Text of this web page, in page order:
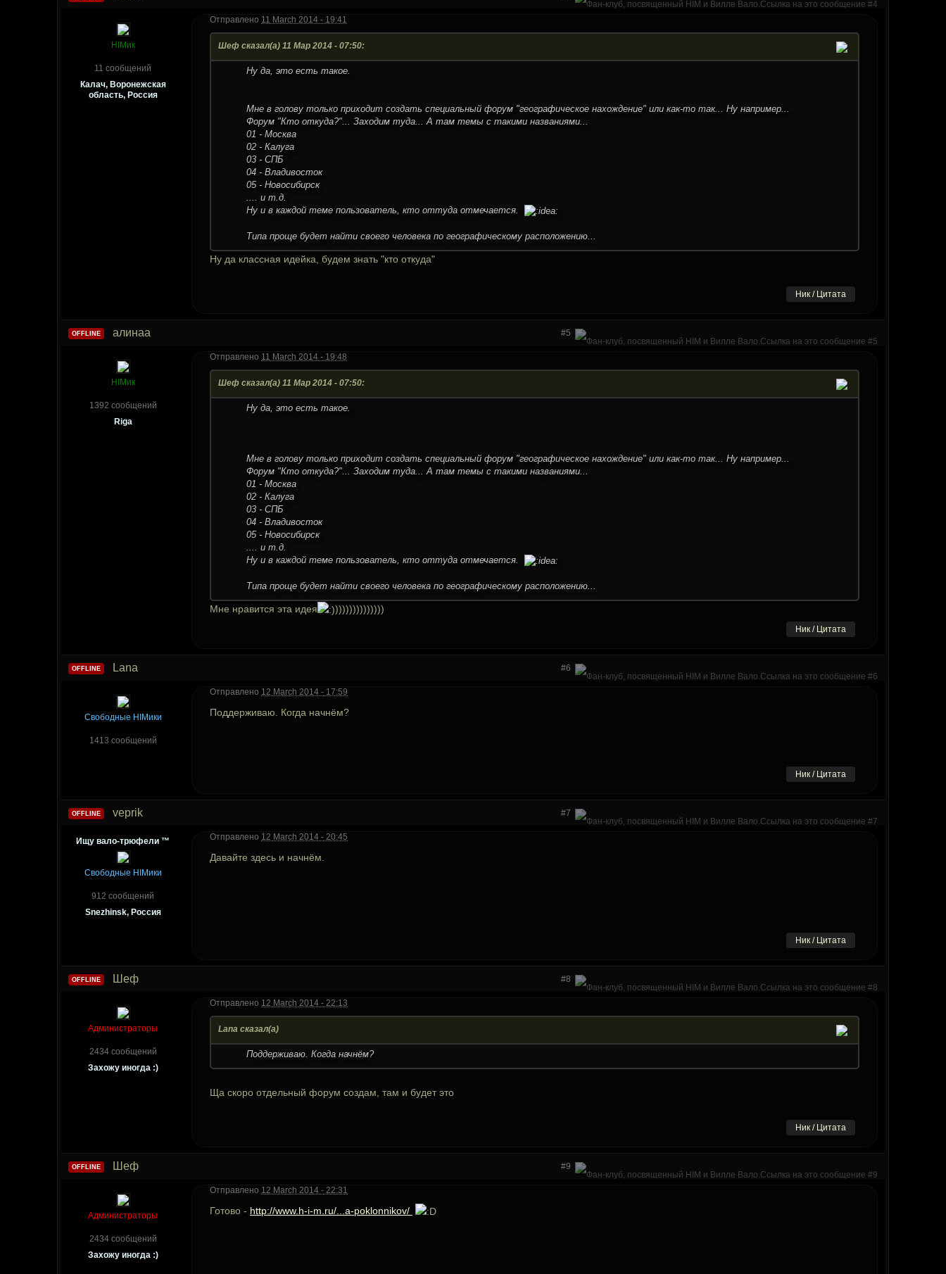
HIMик
11 сообщений
Калач, Воронежская
область, Россия
Отправлено 11 March 2014 - 19:41
Шеф сказал(а) 11 Мар 2014 - 07:50:
Ну да, это есть такое.
Мне в голову только приходит создать специальный форум "географическое нахождение" или как-то так... Ну например...
Форум "Кто откуда?"... Заходим туда... А там темы с такими названиями...
01 - Москва
02 - Калуга
03 - СПБ
04 - Владивосток
05 - Новосибирск
.... и т.д.
Ну и в каждой теме пользователь, кто оттуда отмечается.
Типа проще будет найти своего человека по географическому расположению...
Ну да классная идейка, будем знать "кто откуда"
Ник / Цитата
#5
OFFLINE алинаа
HIMик
1392 сообщений
Riga
Отправлено 11 March 2014 - 19:48
Шеф сказал(а) 11 Мар 2014 - 07:50:
Ну да, это есть такое.
Мне в голову только приходит создать специальный форум "географическое нахождение" или как-то так... Ну например...
Форум "Кто откуда?"... Заходим туда... А там темы с такими названиями...
01 - Москва
02 - Калуга
03 - СПБ
04 - Владивосток
05 - Новосибирск
.... и т.д.
Ну и в каждой теме пользователь, кто оттуда отмечается.
Типа проще будет найти своего человека по географическому расположению...
Мне нравится эта идея ))))))))))))))
Ник / Цитата
#6
OFFLINE Lana
Свободные HIMики
1413 сообщений
Отправлено 12 March 2014 - 17:59
Поддерживаю. Когда начнём?
Ник / Цитата
#7
OFFLINE veprik
Ищу вало-трюфели ™
Свободные HIMики
912 сообщений
Snezhinsk, Россия
Отправлено 12 March 2014 - 20:45
Давайте здесь и начнём.
Ник / Цитата
#8
OFFLINE Шеф
Администраторы
2434 сообщений
Захожу иногда :)
Отправлено 12 March 2014 - 22:13
Lana сказал(а)
Поддерживаю. Когда начнём?
Ща скоро отдельный форум создам, там и будет это
Ник / Цитата
#9
OFFLINE Шеф
Администраторы
2434 сообщений
Захожу иногда :)
Отправлено 12 March 2014 - 22:31
Готово - http://www.h-i-m.ru/...a-poklonnikov/